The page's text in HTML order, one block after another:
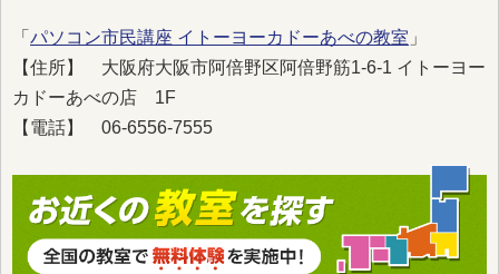
「 パソコン市民講座 イトーヨーカドーあべの教室 」
【住所】 大阪府大阪市阿倍野区阿倍野筋1-6-1 イトーヨー
カドーあべの店 1F
【電話】 06-6556-7555